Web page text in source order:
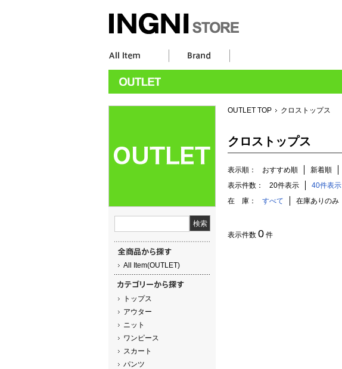
All Item(OUTLET)
トップス
アウター
ニット
ワンピース
スカート
パンツ
OUTLET TOP クロストップス
クロストップス
表示順： おすすめ順 新着順
表示件数：
20件表示 40件表示
在 庫：
すべて 在庫ありのみ
表示件数 0 件